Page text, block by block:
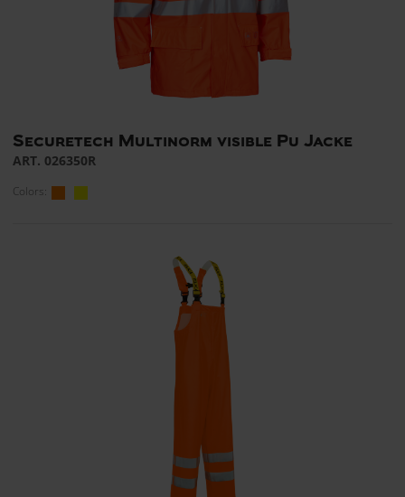
Securetech Multinorm visible Pu Jacke
ART. 026350R
Colors: